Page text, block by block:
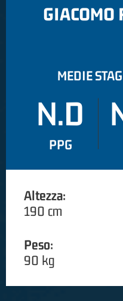
GIACOMO
MEDIE
N.D
PPG
Altezza:
190 cm
Peso:
90 kg